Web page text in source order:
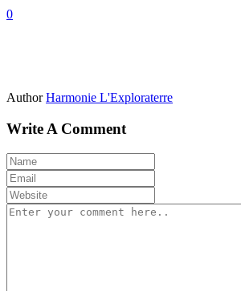
0
Author Harmonie L'Exploraterre
Write A Comment